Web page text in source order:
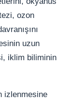
ozon
uzun
iklim biliminin
izlenmesine